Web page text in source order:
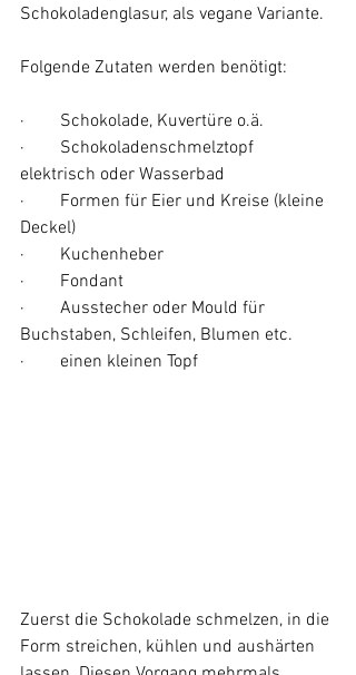
Schokoladenglasur, als vegane Variante.
Folgende Zutaten werden benötigt:
·        Schokolade, Kuvertüre o.ä.
·        Schokoladenschmelztopf
elektrisch oder Wasserbad
·        Formen für Eier und Kreise (kleine
Deckel)
·        Kuchenheber
·        Fondant
·        Ausstecher oder Mould für
Buchstaben, Schleifen, Blumen etc.
·        einen kleinen Topf
Zuerst die Schokolade schmelzen, in die
Form streichen, kühlen und aushärten